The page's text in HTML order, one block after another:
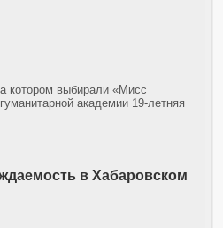
выбирали «Мисс
академии 19-летняя
в Хабаровском